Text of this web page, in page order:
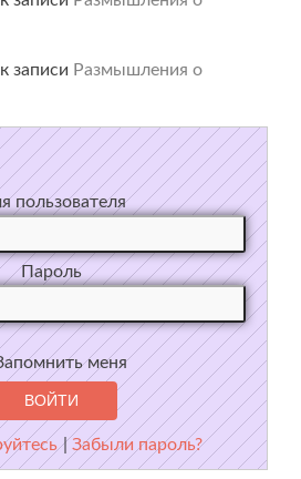
к записи Размышления о
пользователя
Пароль
меня
|Забыли пароль?